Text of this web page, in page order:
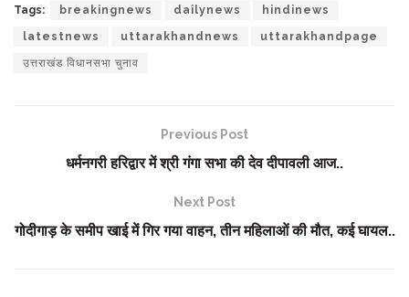
Tags: breakingnews dailynews hindinews
latestnews uttarakhandnews uttarakhandpage
उत्तराखंड विधानसभा चुनाव
Previous Post
धर्मनगरी हरिद्वार में श्री गंगा सभा की देव दीपावली आज..
Next Post
गोदीगाड़ के समीप खाई में गिर गया वाहन, तीन महिलाओं की मौत, कई घायल..